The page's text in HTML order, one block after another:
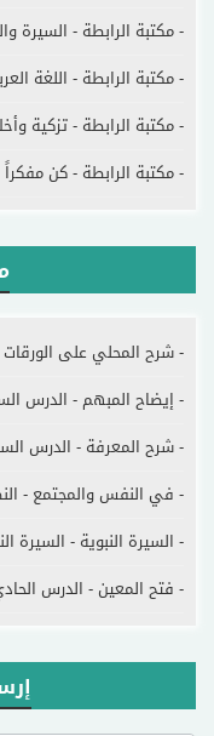
- مكتبة الرابطة - السيرة
- مكتبة الرابطة - اللغة
- مكتبة الرابطة - تزكية
- مكتبة الرابطة - كن مفكراً
- شرح المحلي على
- إيضاح المبهم - الدرس
- شرح المعرفة - الدرس
- في النفس والمجتمع -
- السيرة النبوية - السيرة
- فتح المعين - الدرس